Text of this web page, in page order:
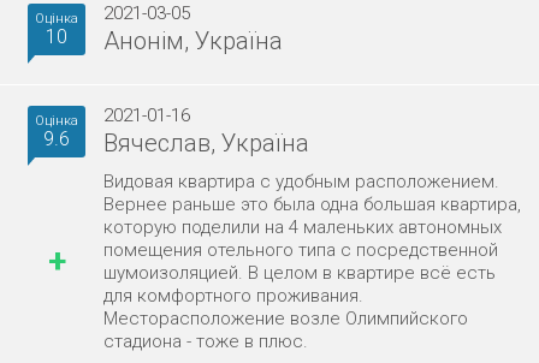
Оцінка
10
2021-03-05
Анонім, Україна
Оцінка
9.6
2021-01-16
Вячеслав, Україна
+
Видовая квартира с удобным расположением.
Вернее раньше это была одна большая квартира,
которую поделили на 4 маленьких автономных
помещения отельного типа с посредственной
шумоизоляцией. В целом в квартире всё есть
для комфортного проживания.
Месторасположение возле Олимпийского
стадиона - тоже в плюс.